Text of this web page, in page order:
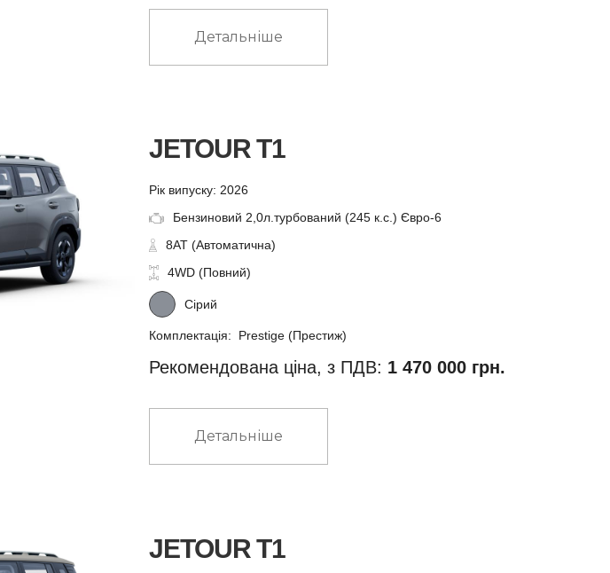
Детальніше
JETOUR T1
Рік випуску: 2026
Бензиновий 2,0л.турбований (245 к.с.) Євро-6
8AT (Автоматична)
4WD (Повний)
Сірий
Комплектація: Prestige (Престиж)
Рекомендована ціна, з ПДВ: 1 470 000 грн.
Детальніше
JETOUR T1